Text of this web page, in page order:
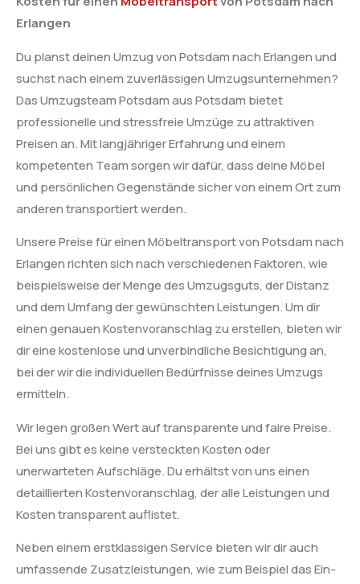
Erlangen
Du planst deinen Umzug von Potsdam nach Erlangen und
suchst nach einem zuverlässigen Umzugsunternehmen?
Das Umzugsteam Potsdam aus Potsdam bietet
professionelle und stressfreie Umzüge zu attraktiven
Preisen an. Mit langjähriger Erfahrung und einem
kompetenten Team sorgen wir dafür, dass deine Möbel
und persönlichen Gegenstände sicher von einem Ort zum
anderen transportiert werden.
Unsere Preise für einen Möbeltransport von Potsdam nach
Erlangen richten sich nach verschiedenen Faktoren, wie
beispielsweise der Menge des Umzugsguts, der Distanz
und dem Umfang der gewünschten Leistungen. Um dir
einen genauen Kostenvoranschlag zu erstellen, bieten wir
dir eine kostenlose und unverbindliche Besichtigung an,
bei der wir die individuellen Bedürfnisse deines Umzugs
ermitteln.
Wir legen großen Wert auf transparente und faire Preise.
Bei uns gibt es keine versteckten Kosten oder
unerwarteten Aufschläge. Du erhältst von uns einen
detaillierten Kostenvoranschlag, der alle Leistungen und
Kosten transparent auflistet.
Neben einem erstklassigen Service bieten wir dir auch
umfassende Zusatzleistungen, wie zum Beispiel das Ein-